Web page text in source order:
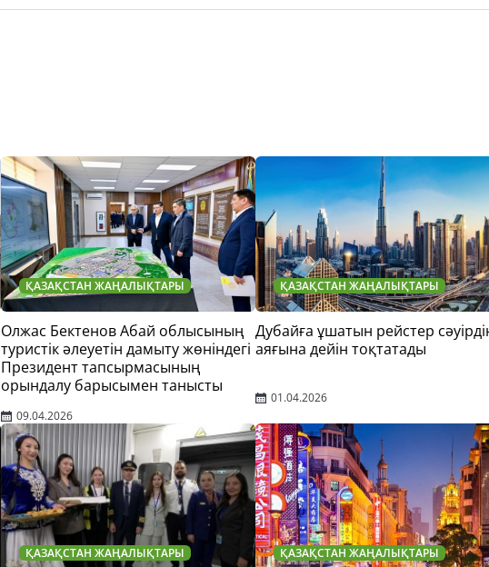
ҚАЗАҚСТАН ЖАҢАЛЫҚТАРЫ
Олжас Бектенов Абай облысының
туристік әлеуетін дамыту жөніндегі
Президент тапсырмасының
орындалу барысымен танысты
09.04.2026
ҚАЗАҚСТАН ЖАҢАЛЫҚТАРЫ
Дубайға ұшатын рейстер
аяғына дейін тоқтатады
01.04.2026
ҚАЗАҚСТАН ЖАҢАЛЫҚТАРЫ ҚАЗАҚСТАН ЖАҢАЛЫҚТАРЫ